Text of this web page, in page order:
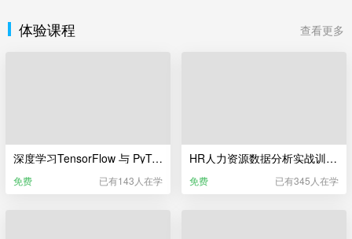
体验课程 查看更多
深度学习TensorFlow 与 PyTorch训练营（体验课）
免费 已有143人在学
HR人力资源数据分析实战训练营（体验课）
免费 已有345人在学